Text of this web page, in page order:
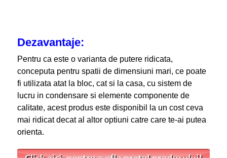
Dezavantaje:
Pentru ca este o varianta de putere ridicata,
conceputa pentru spatii de dimensiuni mari, ce poate
fi utilizata atat la bloc, cat si la casa, cu sistem de
lucru in condensare si elemente componente de
calitate, acest produs este disponibil la un cost ceva
mai ridicat decat al altor optiuni catre care te-ai putea
orienta.